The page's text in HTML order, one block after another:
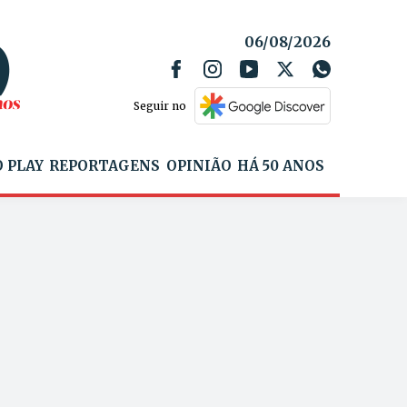
06/08/2026
Seguir no
PLAY REPORTAGENS OPINIÃO HÁ 50 ANOS